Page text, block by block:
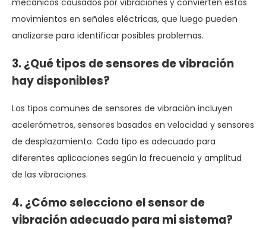
mecánicos causados ​​por vibraciones y convierten estos
movimientos en señales eléctricas, que luego pueden
analizarse para identificar posibles problemas.
3. ¿Qué tipos de sensores de vibración
hay disponibles?
Los tipos comunes de sensores de vibración incluyen
acelerómetros, sensores basados ​​en velocidad y sensores
de desplazamiento. Cada tipo es adecuado para
diferentes aplicaciones según la frecuencia y amplitud
de las vibraciones.
4. ¿Cómo selecciono el sensor de
vibración adecuado para mi sistema?